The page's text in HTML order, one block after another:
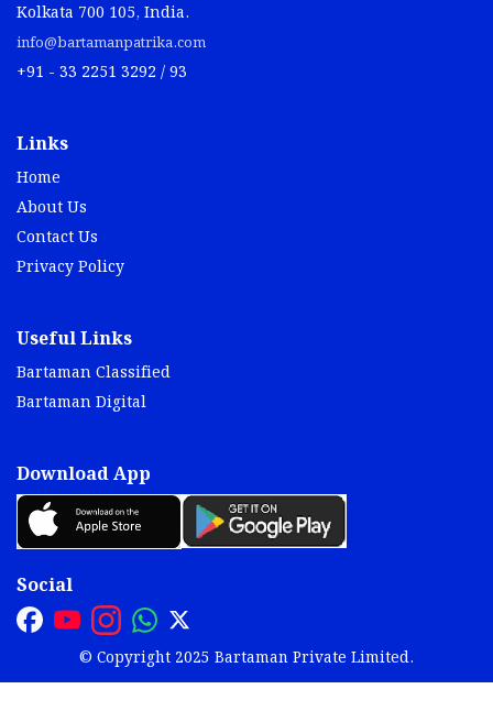
Kolkata 700 105, India.
info@bartamanpatrika.com
+91 - 33 2251 3292 / 93
Links
Home
About Us
Contact Us
Privacy Policy
Useful Links
Bartaman Classified
Bartaman Digital
Download App
Social
© Copyright 2025 Bartaman Private Limited.